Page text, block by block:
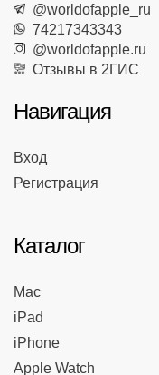
@worldofapple_ru
74217343343
@worldofapple.ru
Отзывы в 2ГИС
Навигация
Вход
Регистрация
Каталог
Mac
iPad
iPhone
Apple Watch